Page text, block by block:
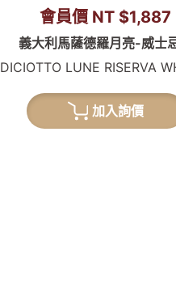
會員價 NT $1,887
義大利馬薩德羅月亮-威士
DICIOTTO LUNE RISERVA
加入詢價